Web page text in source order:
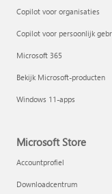
Copilot voor organisaties
Copilot voor persoonlijk
Microsoft 365
Bekijk Microsoft-producten
Windows 11-apps
Microsoft Store
Accountprofiel
Downloadcentrum